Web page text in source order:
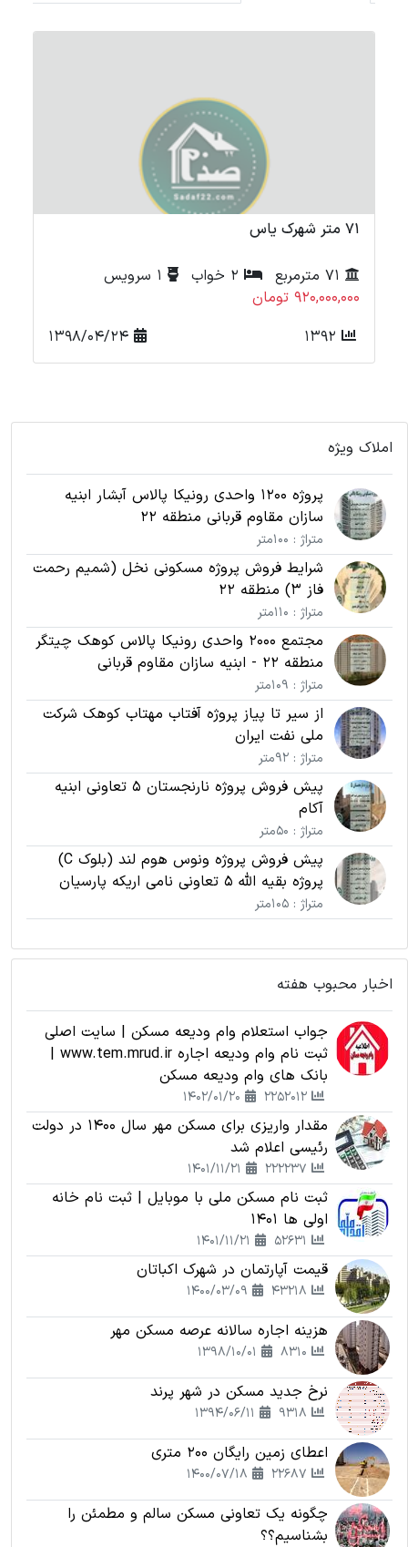
71 متر شهرک یاس
920,000,000 تومان
املاک ویژه
پروژه 1200 واحدی رونیکا پالاس آبشار ابنیه
سازان مقاوم قربانی منطقه 22
متراژ : 100متر
شرایط فروش پروژه مسکونی نخل (شمیم رحمت
فاز 3) منطقه 22
متراژ : 110متر
مجتمع 2000 واحدی رونیکا پالاس کوهک چیتگر
منطقه 22 - ابنیه سازان مقاوم قربانی
متراژ : 109متر
از سیر تا پیاز پروژه آفتاب مهتاب کوهک شرکت
ملی نفت ایران
متراژ : 92متر
پیش فروش پروژه نارنجستان 5 تعاونی ابنیه
آکام
متراژ : 50متر
پیش فروش پروژه ونوس هوم لند (بلوک C)
پروژه بقیه الله 5 تعاونی نامی اریکه پارسیان
متراژ : 105متر
اخبار محبوب هفته
جواب استعلام وام ودیعه مسکن | سایت اصلی
ثبت نام وام ودیعه اجاره www.tem.mrud.ir |
بانک های وام ودیعه مسکن
مقدار واریزی برای مسکن مهر سال 1400 در دولت
رئیسی اعلام شد
ثبت نام مسکن ملی با موبایل | ثبت نام خانه
اولی ها 1401
قیمت آپارتمان در شهرک اکباتان
هزینه اجاره سالانه عرصه مسکن مهر
نرخ جدید مسکن در شهر پرند
اعطای زمین رایگان 200 متری
چگونه یک تعاونی مسکن سالم و مطمئن را
بشناسیم؟؟